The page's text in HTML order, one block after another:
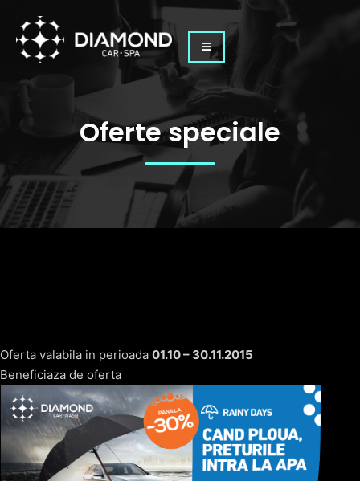
Oferte speciale
Oferta valabila in perioada 01.10 – 30.11.2015
Beneficiaza de oferta